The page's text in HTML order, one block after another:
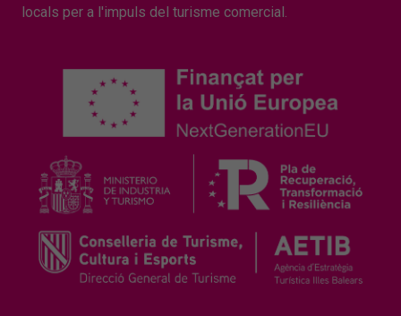
locals per a l'impuls del turisme comercial.